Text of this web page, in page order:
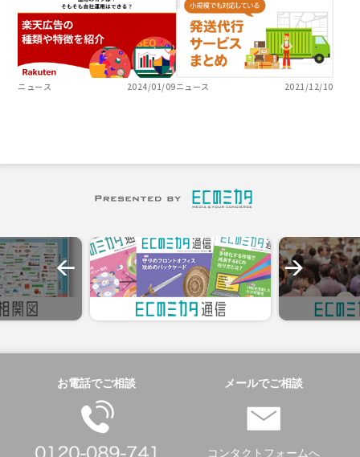
ニュース 2024/01/09ニュース 2021/12/10
お電話でご相談 メールでご相談
コンタクトフォームへ